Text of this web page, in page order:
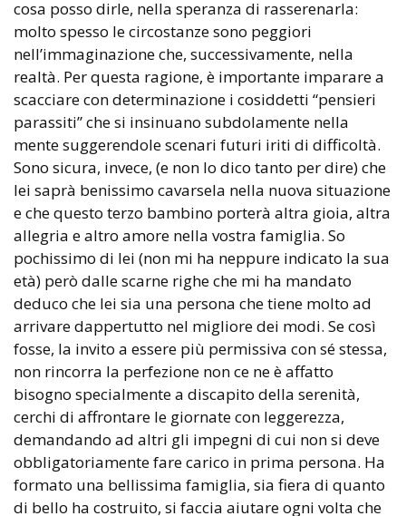
cosa posso dirle, nella speranza di rasserenarla:
molto spesso le circostanze sono peggiori
nell’immaginazione che, successivamente, nella
realtà. Per questa ragione, è importante imparare a
scacciare con determinazione i cosiddetti “pensieri
parassiti” che si insinuano subdolamente nella
mente suggerendole scenari futuri iriti di difficoltà.
Sono sicura, invece, (e non lo dico tanto per dire) che
lei saprà benissimo cavarsela nella nuova situazione
e che questo terzo bambino porterà altra gioia, altra
allegria e altro amore nella vostra famiglia. So
pochissimo di lei (non mi ha neppure indicato la sua
età) però dalle scarne righe che mi ha mandato
deduco che lei sia una persona che tiene molto ad
arrivare dappertutto nel migliore dei modi. Se così
fosse, la invito a essere più permissiva con sé stessa,
non rincorra la perfezione non ce ne è affatto
bisogno specialmente a discapito della serenità,
cerchi di affrontare le giornate con leggerezza,
demandando ad altri gli impegni di cui non si deve
obbligatoriamente fare carico in prima persona. Ha
formato una bellissima famiglia, sia fiera di quanto
di bello ha costruito, si faccia aiutare ogni volta che